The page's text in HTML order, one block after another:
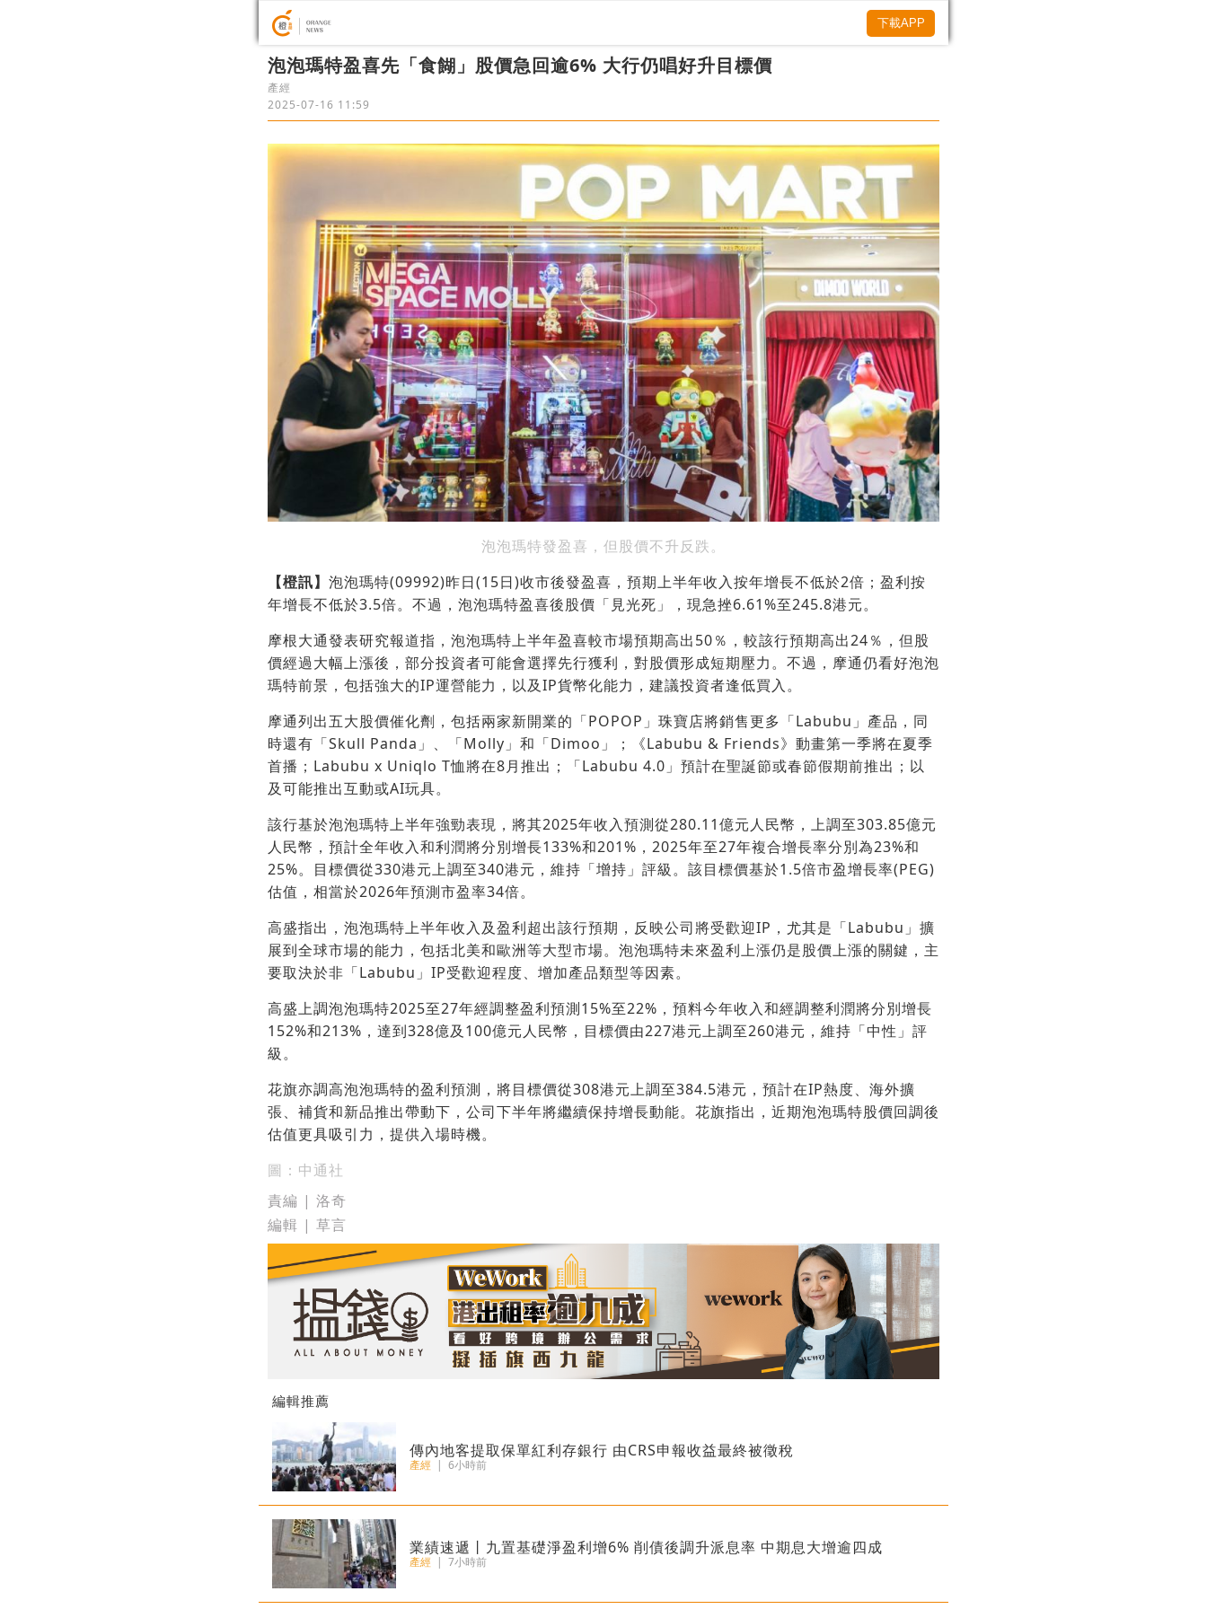
泡泡瑪特盈喜先「食餬」股價急回逾6% 大行仍唱好升目標價
產經
2025-07-16 11:59
泡泡瑪特發盈喜，但股價不升反跌。
【橙訊】 泡泡瑪特(09992)昨日(15日)收市後發盈喜，預期上半年收入按年增長不低於2倍；盈利按
年增長不低於3.5倍。不過，泡泡瑪特盈喜後股價「見光死」，現急挫6.61%至245.8港元。
摩根大通發表研究報道指，泡泡瑪特上半年盈喜較市場預期高出50％，較該行預期高出24％，但股
價經過大幅上漲後，部分投資者可能會選擇先行獲利，對股價形成短期壓力。不過，摩通仍看好泡泡
瑪特前景，包括強大的IP運營能力，以及IP貨幣化能力，建議投資者逢低買入。
摩通列出五大股價催化劑，包括兩家新開業的「POPOP」珠寶店將銷售更多「Labubu」產品，同
時還有「Skull Panda」、「Molly」和「Dimoo」；《Labubu & Friends》動畫第一季將在夏季
首播；Labubu x Uniqlo T恤將在8月推出；「Labubu 4.0」預計在聖誕節或春節假期前推出；以
及可能推出互動或AI玩具。
該行基於泡泡瑪特上半年強勁表現，將其2025年收入預測從280.11億元人民幣，上調至303.85億元
人民幣，預計全年收入和利潤將分別增長133%和201%，2025年至27年複合增長率分別為23%和
25%。目標價從330港元上調至340港元，維持「增持」評級。該目標價基於1.5倍市盈增長率(PEG)
估值，相當於2026年預測市盈率34倍。
高盛指出，泡泡瑪特上半年收入及盈利超出該行預期，反映公司將受歡迎IP，尤其是「Labubu」擴
展到全球市場的能力，包括北美和歐洲等大型市場。泡泡瑪特未來盈利上漲仍是股價上漲的關鍵，主
要取決於非「Labubu」IP受歡迎程度、增加產品類型等因素。
高盛上調泡泡瑪特2025至27年經調整盈利預測15%至22%，預料今年收入和經調整利潤將分別增長
152%和213%，達到328億及100億元人民幣，目標價由227港元上調至260港元，維持「中性」評
級。
花旗亦調高泡泡瑪特的盈利預測，將目標價從308港元上調至384.5港元，預計在IP熱度、海外擴
張、補貨和新品推出帶動下，公司下半年將繼續保持增長動能。花旗指出，近期泡泡瑪特股價回調後
估值更具吸引力，提供入場時機。
圖：中通社
責編 | 洛奇
編輯 | 草言
編輯推薦
傳內地客提取保單紅利存銀行 由CRS申報收益最終被徵稅
產經 | 6小時前
業績速遞丨九置基礎淨盈利增6% 削債後調升派息率 中期息大增逾四成
產經 | 7小時前
下載APP